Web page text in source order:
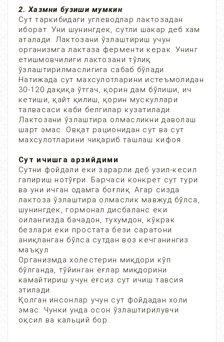
2. Хазмни бузиши мумкин
Сут таркибидаги углеводлар лактозадан
иборат. Уни шунингдек, сутли шакар деб хам
аталади. Лактозани ўзлаштириш учун
организмга лактаза ферменти керак. Унинг
етишмовчилиги лактозани тўлиқ
ўзлаштирилмаслигига сабаб бўлади.
Натижада сут махсулотларини истеъмолидан
30-120 дақиқа ўтгач, қорин дам бўлиши, ич
кетиши, қайт қилиш, қорин мускуллари
талвасаси каби белгилар кузатилади.
Лактозани ўзлаштира олмасликни даволаш
шарт эмас. Овқат рационидан сут ва сут
махсулотларини чиқариб ташлаш кифоя.
Сут ичишга арзийдими
Сутни фойдали ёки зарарли деб узил-кесил
гапириш нотўғри. Барчаси конкрет сут тури
ва уни ичган одамга боғлиқ. Агар сизда
лактоза ўзлаштира олмаслик мавжуд бўлса,
шунингдек, гормонал дисбаланс ёки
оилангизда бачадон, тухумдон, кўкрак
безлари ёки простата бези саратони
аниқланган бўлса сутдан воз кечганингиз
маъқул
Организмда холестерин миқдори кўп
бўлганда, тўйинган ёғлар миқдорини
камайтириш учун ёғсиз сут ичиш тавсия
этилади.
Қолган инсонлар учун сут фойдадан холи
эмас. Чунки унда осон ўзлаштирилувчи
оқсил ва кальций бор.